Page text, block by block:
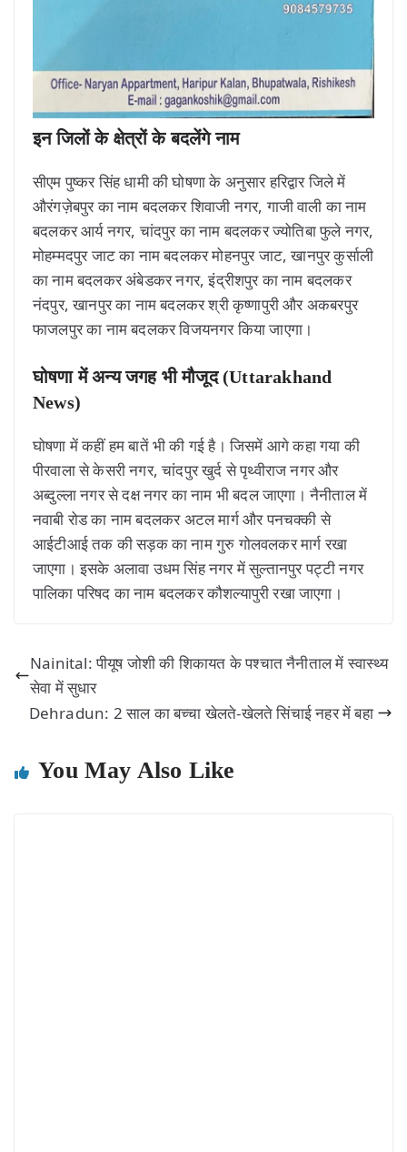
इन जिलों के क्षेत्रों के बदलेंगे नाम
सीएम पुष्कर सिंह धामी की घोषणा के अनुसार हरिद्वार जिले में
औरंगज़ेबपुर का नाम बदलकर शिवाजी नगर, गाजी वाली का नाम
बदलकर आर्य नगर, चांदपुर का नाम बदलकर ज्योतिबा फुले नगर,
मोहम्मदपुर जाट का नाम बदलकर मोहनपुर जाट, खानपुर कुर्साली
का नाम बदलकर अंबेडकर नगर, इंद्रीशपुर का नाम बदलकर
नंदपुर, खानपुर का नाम बदलकर श्री कृष्णापुरी और अकबरपुर
फाजलपुर का नाम बदलकर विजयनगर किया जाएगा।
घोषणा में अन्य जगह भी मौजूद (Uttarakhand
News)
घोषणा में कहीं हम बातें भी की गई है। जिसमें आगे कहा गया की
पीरवाला से केसरी नगर, चांदपुर खुर्द से पृथ्वीराज नगर और
अब्दुल्ला नगर से दक्ष नगर का नाम भी बदल जाएगा। नैनीताल में
नवाबी रोड का नाम बदलकर अटल मार्ग और पनचक्की से
आईटीआई तक की सड़क का नाम गुरु गोलवलकर मार्ग रखा
जाएगा। इसके अलावा उधम सिंह नगर में सुल्तानपुर पट्टी नगर
पालिका परिषद का नाम बदलकर कौशल्यापुरी रखा जाएगा।
Nainital: पीयूष जोशी की शिकायत के पश्चात नैनीताल में स्वास्थ्य
सेवा में सुधार
Dehradun: 2 साल का बच्चा खेलते-खेलते सिंचाई नहर में बहा
You May Also Like